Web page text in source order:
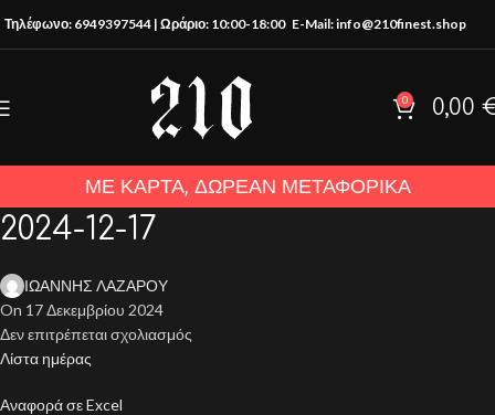
Τηλέφωνο: 6949397544 | Ωράριο: 10:00-18:00 E-Mail: info@210finest.shop
0 0,00
ΜΕ ΚΑΡΤΑ, ΔΩΡΕΑΝ ΜΕΤΑΦΟΡΙΚΑ
2024-12-17
ΙΩΑΝΝΗΣ ΛΑΖΑΡΟΥ
On 17 Δεκεμβρίου 2024
Δεν επιτρέπεται σχολιασμός
Λίστα ημέρας
Αναφορά σε Excel